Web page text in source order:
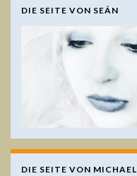
DIE SEITE VON SEÁN
DIE SEITE VON MICHAEL